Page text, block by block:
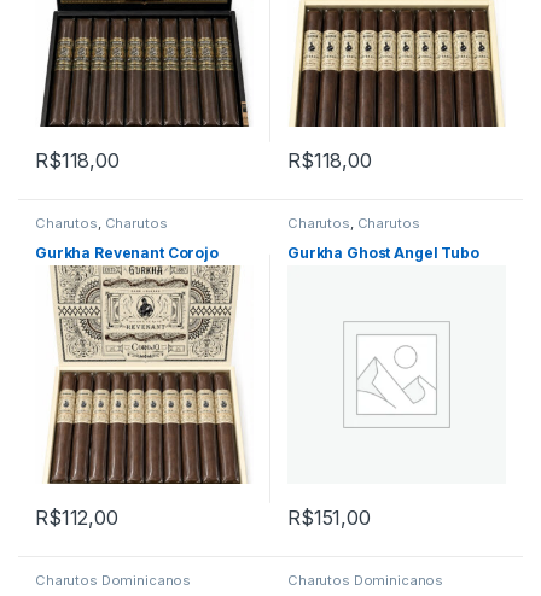
R$118,00 R$118,00
Charutos, Charutos
Gurkha Revenant Corojo
R$112,00
Charutos, Charutos
Gurkha Ghost Angel Tubo
R$151,00
Charutos Dominicanos Charutos Dominicanos